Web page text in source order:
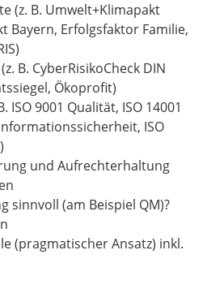
(z. B. Umwelt+Klimapakt
Bayern, Erfolgsfaktor Familie,
B. CyberRisikoCheck DIN
Ökoprofit)
ISO 9001 Qualität, ISO 14001
ISO
und Aufrechterhaltung
sinnvoll (am Beispiel QM)?
(pragmatischer Ansatz) inkl.